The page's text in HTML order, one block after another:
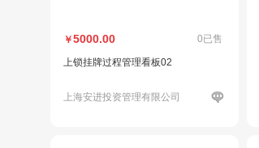
￥5000.00 0已售
上锁挂牌过程管理看板02
上海安进投资管理有限公司